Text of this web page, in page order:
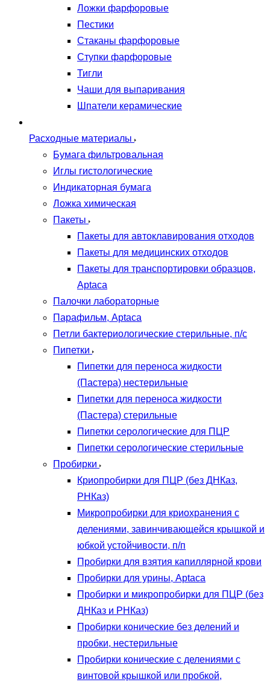
Ложки фарфоровые
Пестики
Стаканы фарфоровые
Ступки фарфоровые
Тигли
Чаши для выпаривания
Шпатели керамические
Расходные материалы
Бумага фильтровальная
Иглы гистологические
Индикаторная бумага
Ложка химическая
Пакеты
Пакеты для автоклавирования отходов
Пакеты для медицинских отходов
Пакеты для транспортировки образцов,
Aptaca
Палочки лабораторные
Парафильм, Aptaca
Петли бактериологические стерильные, п/с
Пипетки
Пипетки для переноса жидкости
(Пастера) нестерильные
Пипетки для переноса жидкости
(Пастера) стерильные
Пипетки серологические для ПЦР
Пипетки серологические стерильные
Пробирки
Криопробирки для ПЦР (без ДНКаз,
РНКаз)
Микропробирки для криохранения с
делениями, завинчивающейся крышкой и
юбкой устойчивости, п/п
Пробирки для взятия капиллярной крови
Пробирки для урины, Aptaca
Пробирки и микропробирки для ПЦР (без
ДНКаз и РНКаз)
Пробирки конические без делений и
пробки, нестерильные
Пробирки конические с делениями с
винтовой крышкой или пробкой,